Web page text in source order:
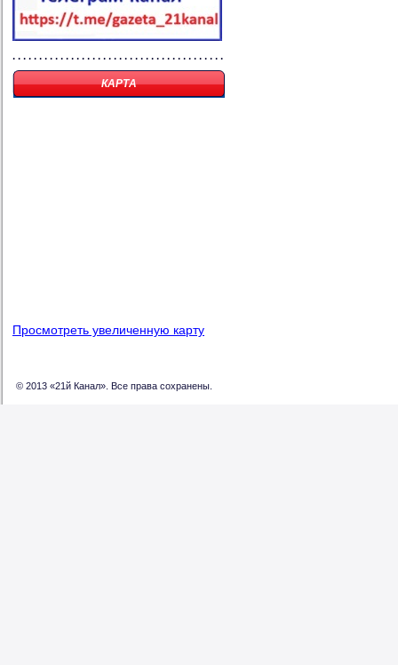
КАРТА
Просмотреть увеличенную карту
© 2013 «21й Канал». Все права сохранены.